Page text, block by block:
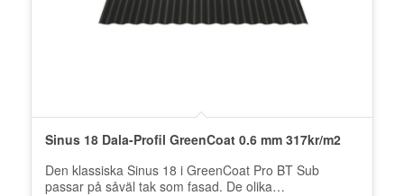
Sinus 18 Dala-Profil GreenCoat 0.6 mm 317kr/m2
Den klassiska Sinus 18 i GreenCoat Pro BT Sub
passar på såväl tak som fasad. De olika